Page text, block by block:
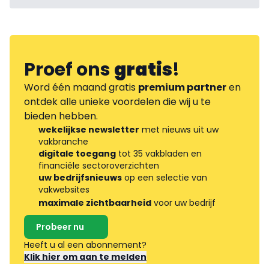
Proef onsgratis!
Word één maand gratis premium partneren
ontdek alle unieke voordelen die wij u te
bieden hebben.
wekelijkse newsletter met nieuws uit uw
vakbranche
digitale toegang tot 35 vakbladen en
financiële sectoroverzichten
uw bedrijfsnieuws op een selectie van
vakwebsites
maximale zichtbaarheid voor uw bedrijf
Probeer nu
Heeft u al een abonnement?
Klik hier om aan te melden